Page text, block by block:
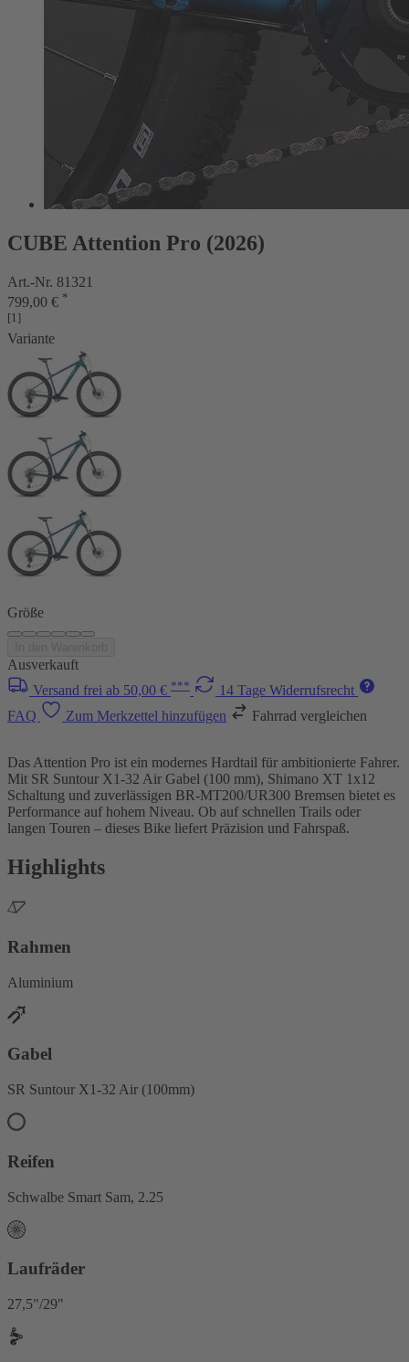
CUBE Attention Pro (2026)
Art.-Nr. 81321
799,00 € *
[1]
Variante
Größe
Ausverkauft
Versand frei ab 50,00 € ***
14 Tage Widerrufsrecht
FAQ
Zum Merkzettel hinzufügen Fahrrad vergleichen
Das Attention Pro ist ein modernes Hardtail für ambitionierte Fahrer.
Mit SR Suntour X1-32 Air Gabel (100 mm), Shimano XT 1x12
Schaltung und zuverlässigen BR-MT200/UR300 Bremsen bietet es
Performance auf hohem Niveau. Ob auf schnellen Trails oder
langen Touren – dieses Bike liefert Präzision und Fahrspaß.
Highlights
Rahmen
Aluminium
Gabel
SR Suntour X1-32 Air (100mm)
Reifen
Schwalbe Smart Sam, 2.25
Laufräder
27,5"/29"